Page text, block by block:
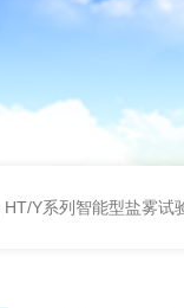
HT/Y系列智能型盐雾试